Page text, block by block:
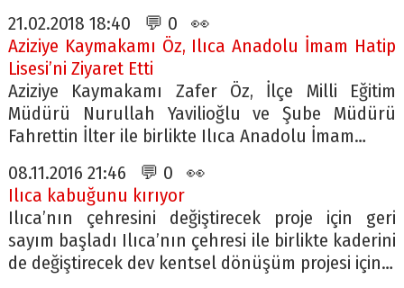
21.02.2018 18:40 💬 0 👀
Aziziye Kaymakamı Öz, Ilıca Anadolu İmam Hatip
Lisesi’ni Ziyaret Etti
Aziziye Kaymakamı Zafer Öz, İlçe Milli Eğitim
Müdürü Nurullah Yavilioğlu ve Şube Müdürü
Fahrettin İlter ile birlikte Ilıca Anadolu İmam…
08.11.2016 21:46 💬 0 👀
Ilıca kabuğunu kırıyor
Ilıca’nın çehresini değiştirecek proje için geri
sayım başladı Ilıca’nın çehresi ile birlikte kaderini
de değiştirecek dev kentsel dönüşüm projesi için…